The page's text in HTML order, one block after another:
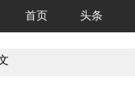
首页 头条